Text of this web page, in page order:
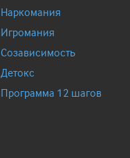
Наркомания
Игромания
Созависимость
Детокс
Программа 12 шагов